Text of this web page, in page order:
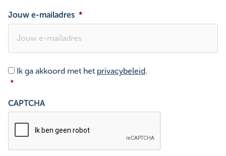
Jouw e-mailadres *
Toestemming *
Ik ga akkoord met het privacybeleid.
*
CAPTCHA